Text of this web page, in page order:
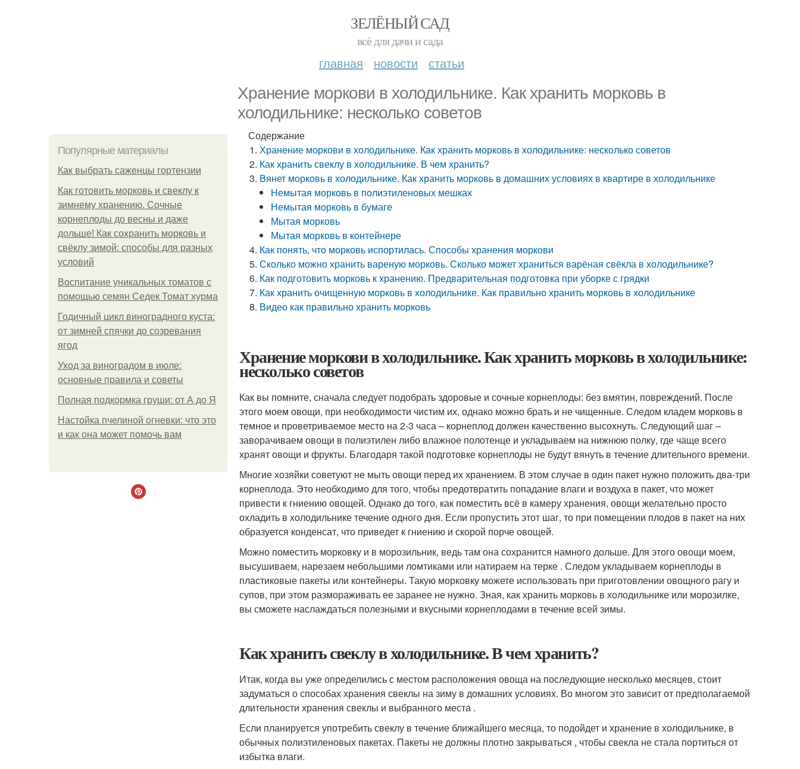
ЗЕЛЁНЫЙ САД
всё для дачи и сада
главная новости статьи
Хранение моркови в холодильнике. Как хранить морковь в
холодильнике: несколько советов
Популярные материалы
Как выбрать саженцы гортензии
Как готовить морковь и свеклу к
зимнему хранению. Сочные
корнеплоды до весны и даже
дольше! Как сохранить морковь и
свёклу зимой: способы для разных
условий
Воспитание уникальных томатов с
помощью семян Седек Томат хурма
Годичный цикл виноградного куста:
от зимней спячки до созревания
ягод
Уход за виноградом в июле:
основные правила и советы
Полная подкормка груши: от А до Я
Настойка пчелиной огневки: что это
и как она может помочь вам
Содержание
Хранение моркови в холодильнике. Как хранить морковь в холодильнике: несколько советов
Как хранить свеклу в холодильнике. В чем хранить?
Вянет морковь в холодильнике. Как хранить морковь в домашних условиях в квартире в холодильнике
Немытая морковь в полиэтиленовых мешках
Немытая морковь в бумаге
Мытая морковь
Мытая морковь в контейнере
Как понять, что морковь испортилась. Способы хранения моркови
Сколько можно хранить вареную морковь. Сколько может храниться варёная свёкла в холодильнике?
Как подготовить морковь к хранению. Предварительная подготовка при уборке с грядки
Как хранить очищенную морковь в холодильнике. Как правильно хранить морковь в холодильнике
Видео как правильно хранить морковь
Хранение моркови в холодильнике. Как хранить морковь в холодильнике:
несколько советов
Как вы помните, сначала следует подобрать здоровые и сочные корнеплоды: без вмятин, повреждений. После
этого моем овощи, при необходимости чистим их, однако можно брать и не чищенные. Следом кладем морковь в
темное и проветриваемое место на 2-3 часа – корнеплод должен качественно высохнуть. Следующий шаг –
заворачиваем овощи в полиэтилен либо влажное полотенце и укладываем на нижнюю полку, где чаще всего
хранят овощи и фрукты. Благодаря такой подготовке корнеплоды не будут вянуть в течение длительного времени.
Многие хозяйки советуют не мыть овощи перед их хранением. В этом случае в один пакет нужно положить два-три
корнеплода. Это необходимо для того, чтобы предотвратить попадание влаги и воздуха в пакет, что может
привести к гниению овощей. Однако до того, как поместить всё в камеру хранения, овощи желательно просто
охладить в холодильнике течение одного дня. Если пропустить этот шаг, то при помещении плодов в пакет на них
образуется конденсат, что приведет к гниению и скорой порче овощей.
Можно поместить морковку и в морозильник, ведь там она сохранится намного дольше. Для этого овощи моем,
высушиваем, нарезаем небольшими ломтиками или натираем на терке . Следом укладываем корнеплоды в
пластиковые пакеты или контейнеры. Такую морковку можете использовать при приготовлении овощного рагу и
супов, при этом размораживать ее заранее не нужно. Зная, как хранить морковь в холодильнике или морозилке,
вы сможете наслаждаться полезными и вкусными корнеплодами в течение всей зимы.
Как хранить свеклу в холодильнике. В чем хранить?
Итак, когда вы уже определились с местом расположения овоща на последующие несколько месяцев, стоит
задуматься о способах хранения свеклы на зиму в домашних условиях. Во многом это зависит от предполагаемой
длительности хранения свеклы и выбранного места .
Если планируется употребить свеклу в течение ближайшего месяца, то подойдет и хранение в холодильнике, в
обычных полиэтиленовых пакетах. Пакеты не должны плотно закрываться , чтобы свекла не стала портиться от
избытка влаги.